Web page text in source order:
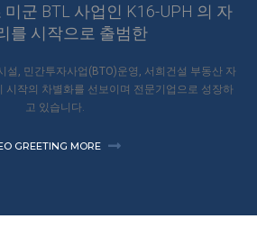
군 BTL 사업인 K16-UPH 의 자
를 시작으로 출범한
설, 민간투자사업(BTO)운영, 서희건설 부동산 자
시작의 차별화를 선보이며 전문기업으로 성장하
고 있습니다.
GREETING MORE